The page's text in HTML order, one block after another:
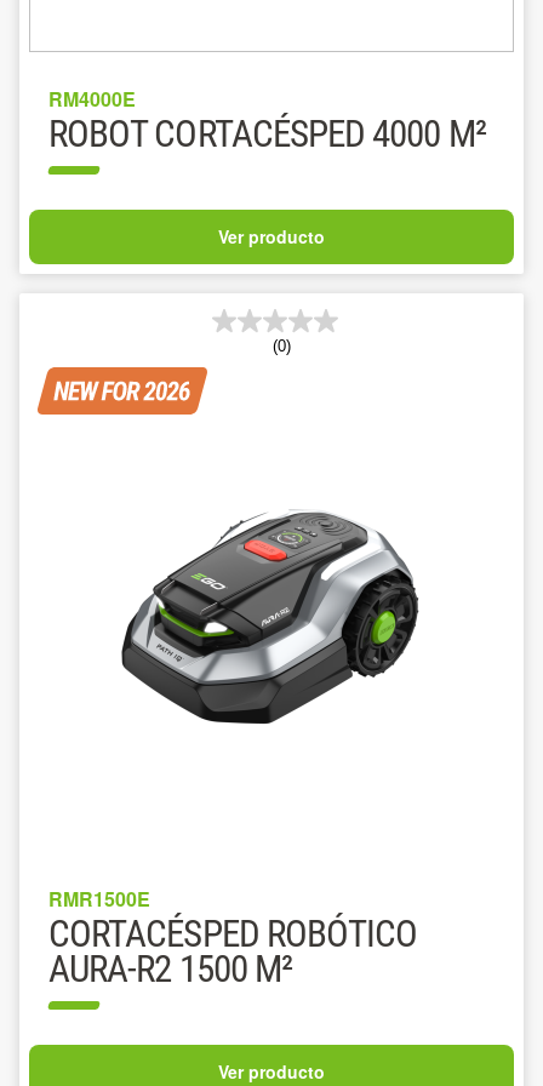
RM4000E
ROBOT CORTACÉSPED 4000 M²
Ver producto
(0)
RMR1500E
CORTACÉSPED ROBÓTICO
AURA-R2 1500 M²
Ver producto